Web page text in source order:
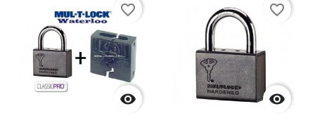

favorite_border

favorite_border